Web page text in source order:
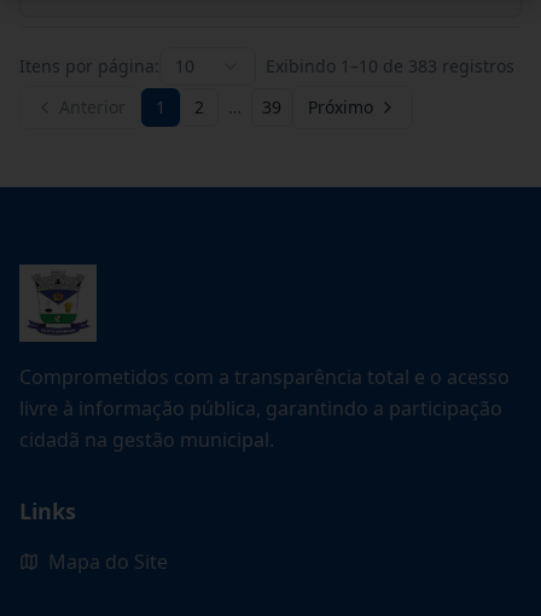
Itens por página: 10 Exibindo 1 –10 de 383 registros
1 2 … 39 Próximo
Comprometidos com a transparência total e o acesso
livre à informação pública, garantindo a participação
cidadã na gestão municipal.
Links
Mapa do Site